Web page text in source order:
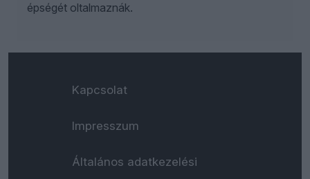
épségét oltalmaznák.
Kapcsolat
Impresszum
Általános adatkezelési